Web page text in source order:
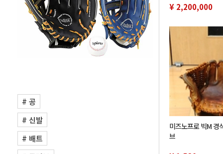
# 공
# 신발
# 배트
정 46 개
¥ 2,200,000
미즈노프로 빅M 경
브